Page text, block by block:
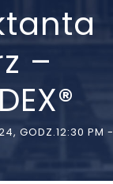
–
GODZ.12:30 PM -